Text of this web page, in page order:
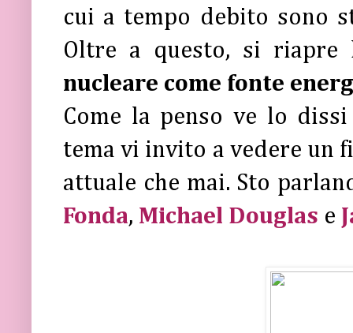
cui a tempo debito sono
Oltre a questo, si
nucleare come fonte
Come la penso ve lo
tema vi invito a vedere un
attuale che mai. Sto
Fonda, Michael Douglas e